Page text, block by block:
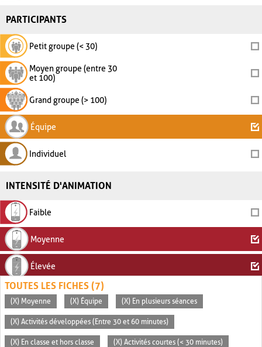
PARTICIPANTS
Petit groupe (< 30)
Moyen groupe (entre 30
et 100)
Grand groupe (> 100)
Équipe
Individuel
INTENSITÉ D'ANIMATION
Faible
Moyenne
Élevée
TOUTES LES FICHES (7)
(X) Moyenne (X) Équipe (X) En plusieurs séances
(X) Activités développées (Entre 30 et 60 minutes)
(X) En classe et hors classe (X) Activités courtes (< 30 minutes)